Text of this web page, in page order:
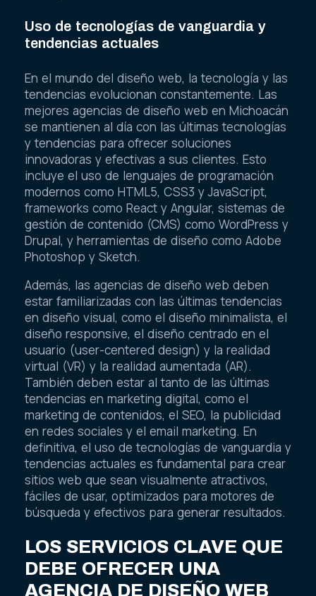
Uso de tecnologías de vanguardia y
tendencias actuales
En el mundo del diseño web, la tecnología y las
tendencias evolucionan constantemente. Las
mejores agencias de diseño web en Michoacán
se mantienen al día con las últimas tecnologías
y tendencias para ofrecer soluciones
innovadoras y efectivas a sus clientes. Esto
incluye el uso de lenguajes de programación
modernos como HTML5, CSS3 y JavaScript,
frameworks como React y Angular, sistemas de
gestión de contenido (CMS) como WordPress y
Drupal, y herramientas de diseño como Adobe
Photoshop y Sketch.
Además, las agencias de diseño web deben
estar familiarizadas con las últimas tendencias
en diseño visual, como el diseño minimalista, el
diseño responsive, el diseño centrado en el
usuario (user-centered design) y la realidad
virtual (VR) y la realidad aumentada (AR).
También deben estar al tanto de las últimas
tendencias en marketing digital, como el
marketing de contenidos, el SEO, la publicidad
en redes sociales y el email marketing. En
definitiva, el uso de tecnologías de vanguardia y
tendencias actuales es fundamental para crear
sitios web que sean visualmente atractivos,
fáciles de usar, optimizados para motores de
búsqueda y efectivos para generar resultados.
LOS SERVICIOS CLAVE QUE
DEBE OFRECER UNA
AGENCIA DE DISEÑO WEB